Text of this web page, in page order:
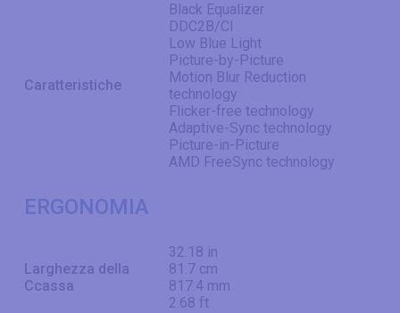
Caratteristiche
Black Equalizer
DDC2B/CI
Low Blue Light
Picture-by-Picture
Motion Blur Reduction
technology
Flicker-free technology
Adaptive-Sync technology
Picture-in-Picture
AMD FreeSync technology
ERGONOMIA
Larghezza della
Ccassa
32.18 in
81.7 cm
817.4 mm
2.68 ft